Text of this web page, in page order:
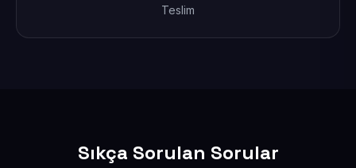
Teslim
Sıkça Sorulan Sorular